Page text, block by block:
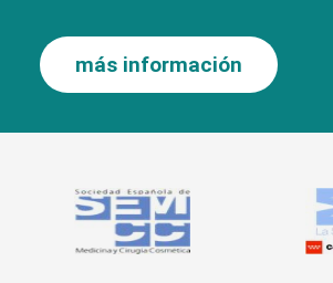
más información